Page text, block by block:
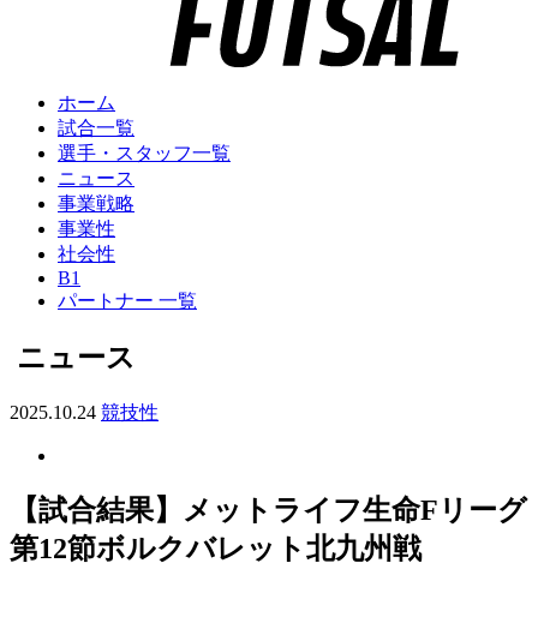
ホーム
試合一覧
選手・スタッフ一覧
ニュース
事業戦略
事業性
社会性
B1
パートナー 一覧
ニュース
2025.10.24 競技性
【試合結果】メットライフ生命Fリーグ
第12節ボルクバレット北九州戦